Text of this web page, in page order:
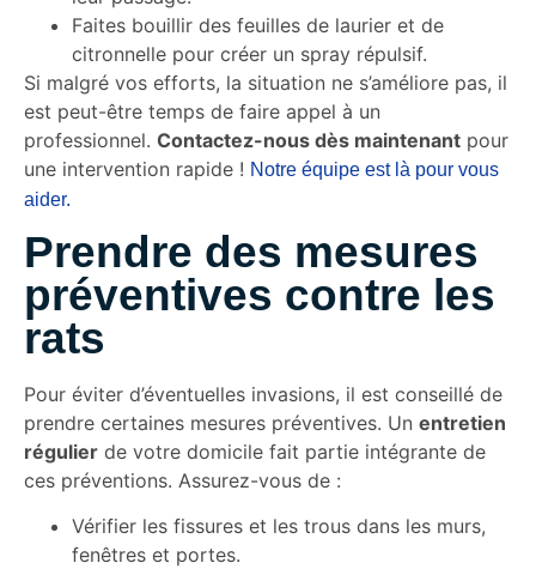
Faites bouillir des feuilles de laurier et de
citronnelle pour créer un spray répulsif.
Si malgré vos efforts, la situation ne s’améliore pas, il
est peut-être temps de faire appel à un
professionnel. Contactez-nous dès maintenant pour
une intervention rapide ! Notre équipe est là pour vous
aider.
Prendre des mesures
préventives contre les
rats
Pour éviter d’éventuelles invasions, il est conseillé de
prendre certaines mesures préventives. Un entretien
régulier de votre domicile fait partie intégrante de
ces préventions. Assurez-vous de :
Vérifier les fissures et les trous dans les murs,
fenêtres et portes.